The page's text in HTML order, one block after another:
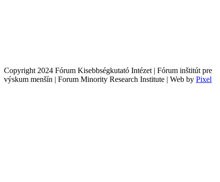
Copyright 2024 Fórum Kisebbségkutató Intézet | Fórum inštitút pre
výskum menšín | Forum Minority Research Institute | Web by Pixel